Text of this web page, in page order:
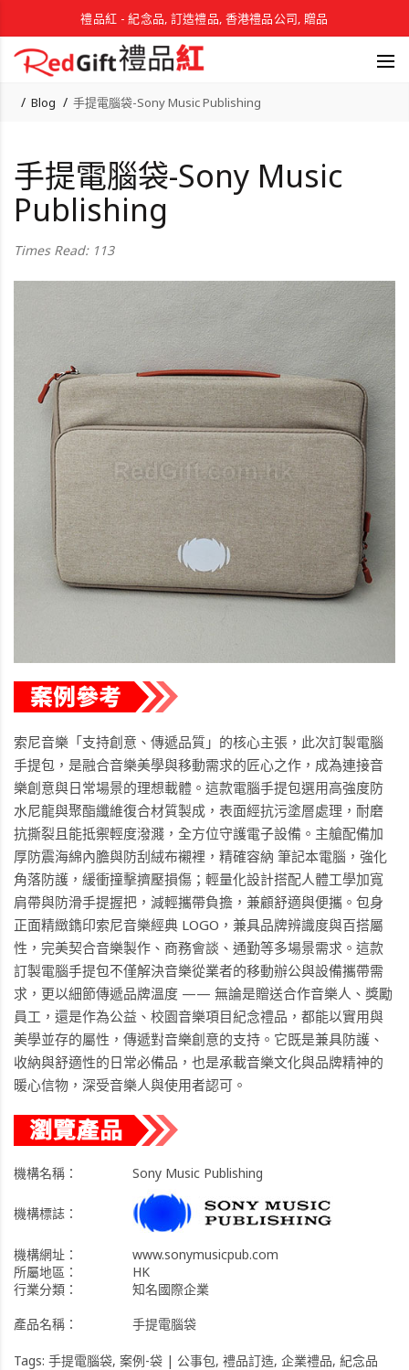
禮品紅 - 紀念品, 訂造禮品, 香港禮品公司, 贈品
Blog 手提電腦袋-Sony Music Publishing
手提電腦袋-Sony Music
Publishing
Times Read: 113
索尼音樂「支持創意、傳遞品質」的核心主張，此次訂製電腦
手提包，是融合音樂美學與移動需求的匠心之作，成為連接音
樂創意與日常場景的理想載體。這款電腦手提包選用高強度防
水尼龍與聚酯纖維復合材質製成，表面經抗污塗層處理，耐磨
抗撕裂且能抵禦輕度潑濺，全方位守護電子設備。主艙配備加
厚防震海綿內膽與防刮絨布襯裡，精確容納 筆記本電腦，強化
角落防護，緩衝撞擊擠壓損傷；輕量化設計搭配人體工學加寬
肩帶與防滑手提握把，減輕攜帶負擔，兼顧舒適與便攜。包身
正面精緻鐫印索尼音樂經典 LOGO，兼具品牌辨識度與百搭屬
性，完美契合音樂製作、商務會談、通勤等多場景需求。這款
訂製電腦手提包不僅解決音樂從業者的移動辦公與設備攜帶需
求，更以細節傳遞品牌溫度 —— 無論是贈送合作音樂人、獎勵
員工，還是作為公益、校園音樂項目紀念禮品，都能以實用與
美學並存的屬性，傳遞對音樂創意的支持。它既是兼具防護、
收納與舒適性的日常必備品，也是承載音樂文化與品牌精神的
暖心信物，深受音樂人與使用者認可。
機構名稱： Sony Music Publishing
機構標誌：
機構網址：
www.sonymusicpub.com
所屬地區：
HK
行業分類：
知名國際企業
產品名稱：
手提電腦袋
Tags: 手提電腦袋, 案例-袋 | 公事包, 禮品訂造, 企業禮品, 紀念品